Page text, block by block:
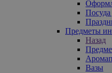
Посуда
Предметы
Назад
Вазы